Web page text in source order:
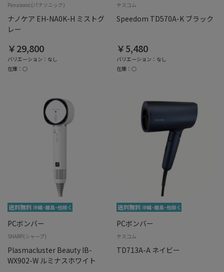
Panasonic(パナソニック)
ナノケア EH-NA0K-H ミストグ
レー
￥29,800
バリエーション：なし
在庫：○
テスコム
Speedom TD570A-K ブラック
￥5,480
バリエーション：なし
在庫：○
PCボンバー
SHARP(シャープ)
Plasmacluster Beauty IB-
WX902-W ルミナスホワイト
PCボンバー
テスコム
TD713A-A ネイビー